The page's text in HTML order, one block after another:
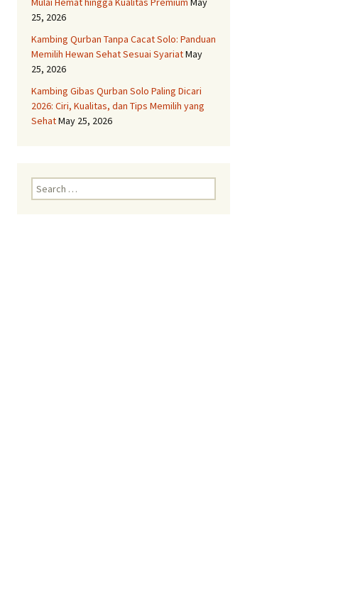
Aqiqah Solo
Layanan Aqiqah Boyolali
Kambing Spesial
Layanan Aqiqah
Grobogan Untuk Anak
Anda
25, 2026
Kambing Qurban Tanpa Cacat Solo: Panduan
Memilih Hewan Sehat Sesuai SyariatMay
25, 2026
Kambing Gibas Qurban Solo Paling Dicari
2026: Ciri, Kualitas, dan Tips Memilih yang
SehatMay 25, 2026
Search
for: